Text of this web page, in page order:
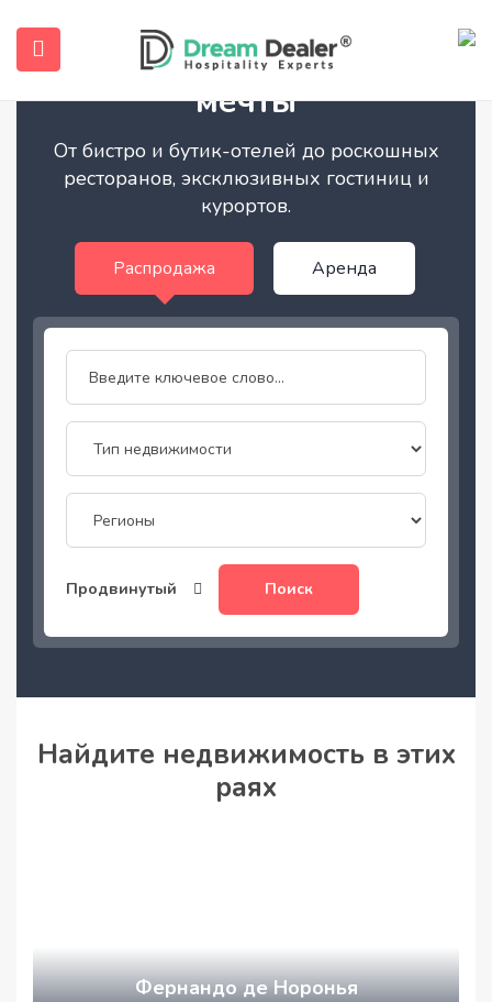
Найдите бизнес своей
мечты
От бистро и бутик-отелей до роскошных
ресторанов, эксклюзивных гостиниц и
курортов.
Pаспродажа Аренда
Продвинутый Поиск
Найдите недвижимость в этих
раях
Фернандо де Норонья